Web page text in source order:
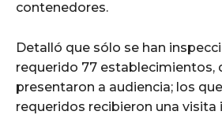
contenedores.
Detalló que sólo se han
requerido 77 establecimientos,
presentaron a audiencia; los
requeridos recibieron una